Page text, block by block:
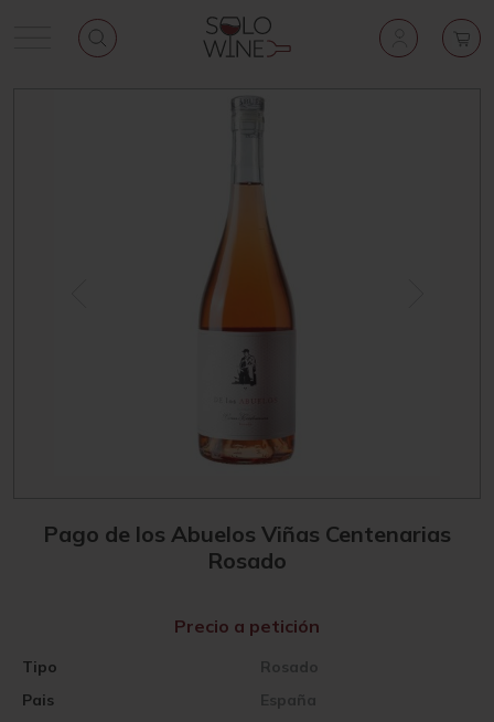
Pago de los Abuelos Viñas Centenarias
Rosado
Pais
España
Tipo Rosado
Precio a petición